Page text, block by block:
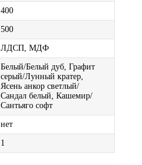
400
500
ЛДСП, МДФ
Белый/Белый дуб, Графит
серый/Лунный кратер,
Ясень анкор светлый/
Сандал белый, Кашемир/
Сантьяго софт
нет
1